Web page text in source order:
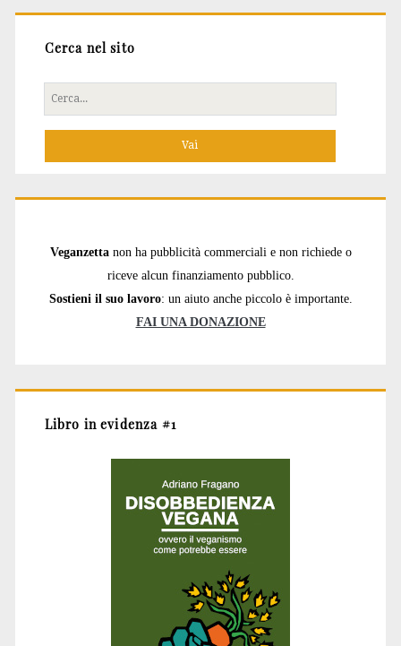
Cerca nel sito
Cerca
per:
Veganzetta non ha pubblicità commerciali e non richiede o
riceve alcun finanziamento pubblico.
Sostieni il suo lavoro: un aiuto anche piccolo è importante.
FAI UNA DONAZIONE
Libro in evidenza #1